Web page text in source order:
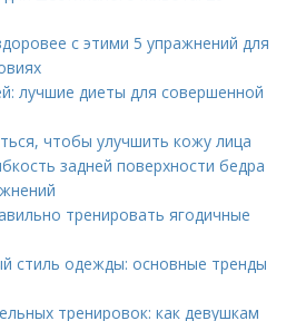
с этими 5 упражнений для
лучшие диеты для совершенной
чтобы улучшить кожу лица
задней поверхности бедра
тренировать ягодичные
стиль одежды: основные тренды
тренировок: как девушкам